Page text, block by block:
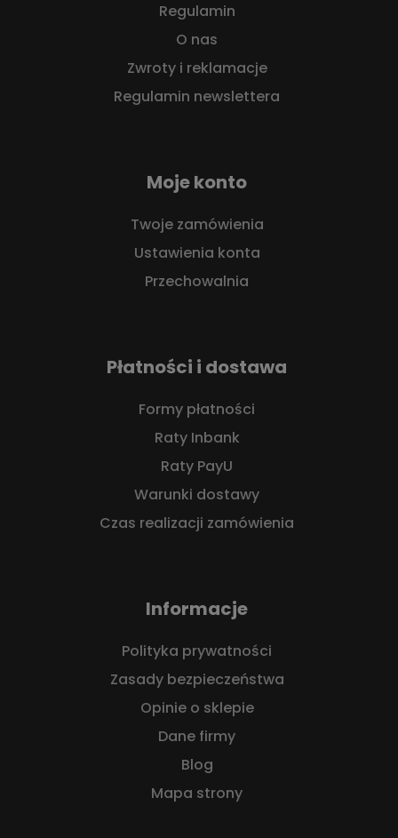
Regulamin
O nas
Zwroty i reklamacje
Regulamin newslettera
Moje konto
Twoje zamówienia
Ustawienia konta
Przechowalnia
Płatności i dostawa
Formy płatności
Raty Inbank
Raty PayU
Warunki dostawy
Czas realizacji zamówienia
Informacje
Polityka prywatności
Zasady bezpieczeństwa
Opinie o sklepie
Dane firmy
Blog
Mapa strony